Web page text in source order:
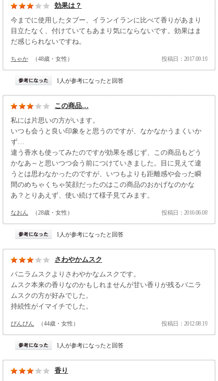
効果は？
今までに使用したタブー、イランイランに比べて香りがあまり
目立たなく、付けていてもあまり気にならないです。効果はま
だ感じられないですね。
ちゃか （48歳・女性） 投稿日：2017.09.19
1人が参考になったと回答
この商品…
私には片思いの方がいます。
いつも会うと良い印象をと思うのですが、なかなかうまくいか
ず…
違う香水も使ってみたのですが効果を感じず、この商品もどう
かなあ～と思いつつ会う前につけていきました。目に見えて違
うとは思わなかったのですが、いつもよりも距離感や会った瞬
間のめちゃくちゃ笑顔だったのはこの商品のおかげなのかな
あ？とりあえず、使い続けて様子見てみます。
なおん （28歳・女性） 投稿日：2016.06.08
1人が参考になったと回答
さわやかムスク
バニラムスクよりさわやかなムスクです。
ムスク本来の香りなのかもしれませんが甘い香りが残るバニラ
ムスクの方が好みでした。
持続性がイマイチでした。
ぴんぴん （44歳・女性） 投稿日：2012.08.19
1人が参考になったと回答
香り